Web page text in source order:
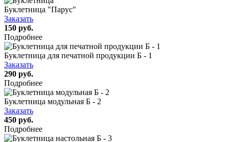
Буклетница "Парус"
Заказать
150 руб.
Подробнее
Буклетница для печатной продукции Б - 1
Заказать
290 руб.
Подробнее
Буклетница модульная Б - 2
Заказать
450 руб.
Подробнее